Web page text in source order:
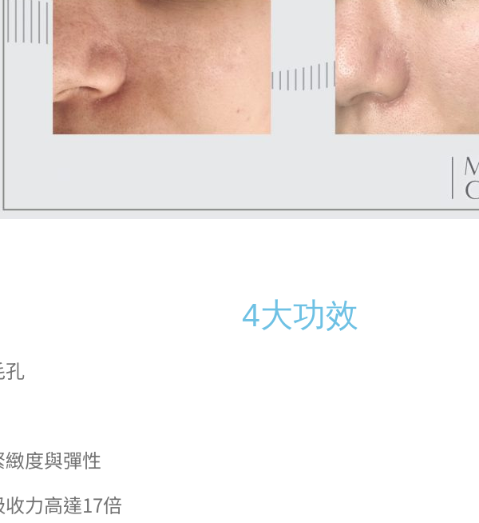
4大功效
孔
度與彈性
力高達17倍